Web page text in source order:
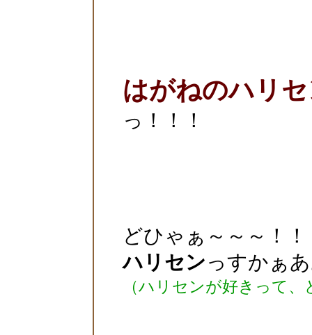
はがねのハリ
っ！！！
どひゃぁ～～～！！
ハリセンっすかぁ
（ハリセンが好きって